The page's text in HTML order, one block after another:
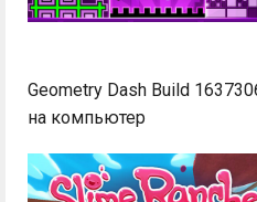
Geometry Dash Build
на компьютер